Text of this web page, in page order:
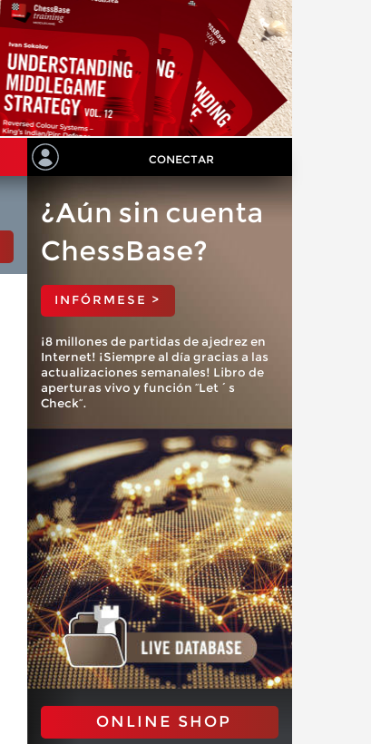
CONECTAR
¿Aún sin cuenta
ChessBase?
INFÓRMESE >
¡8 millones de partidas de ajedrez en
Internet! ¡Siempre al día gracias a las
actualizaciones semanales! Libro de
aperturas vivo y función “Let´s
Check”.
ONLINE SHOP